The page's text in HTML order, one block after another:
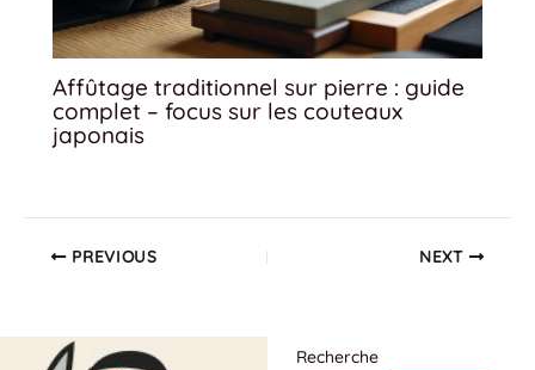
Affûtage traditionnel sur pierre : guide
complet – focus sur les couteaux
japonais
PREVIOUS NEXT
Recherche